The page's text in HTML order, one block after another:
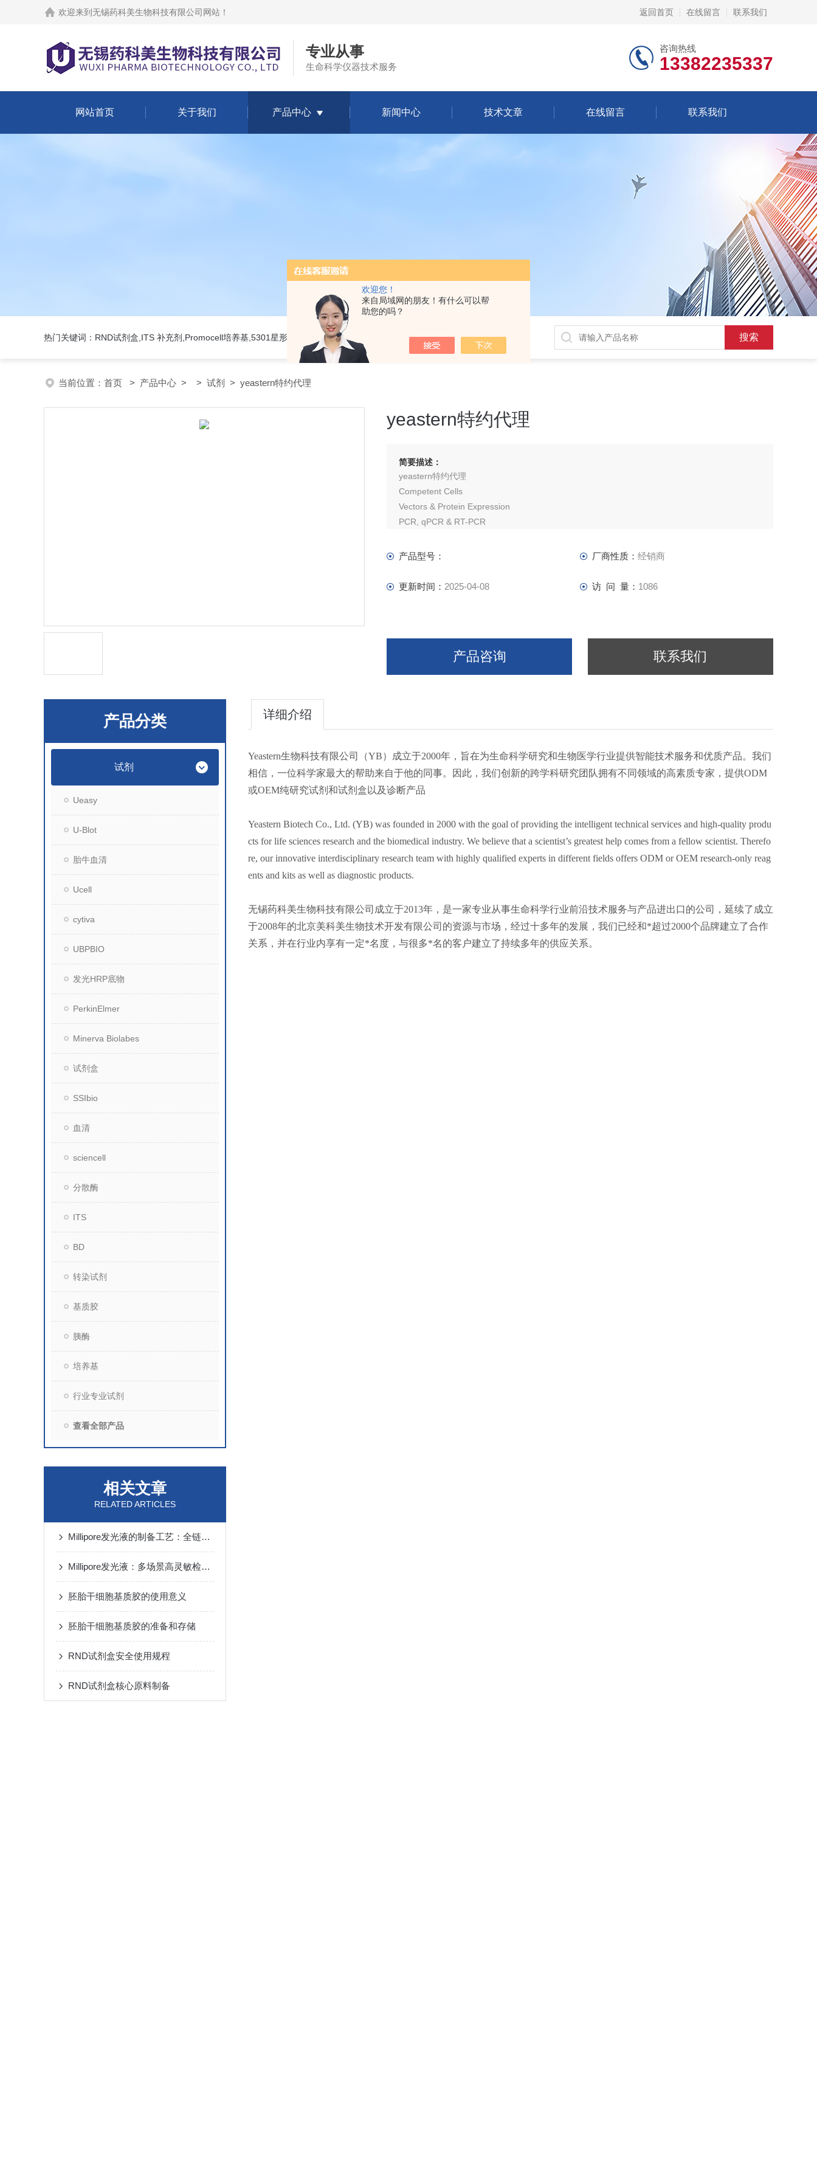
欢迎您！
来自局域网的朋友！有什么可以帮
助您的吗？
欢迎来到 无锡药科美生物科技有限公司网站 ！ 返回首页 在线留言 联系我们
专业从事
生命科学仪器技术服务
咨询热线
13382235337
网站首页 关于我们 产品中心 新闻中心 技术文章 在线留言 联系我们
热门关键词：RND试剂盒,ITS 补充剂,Promocell培养基,5301星形细胞培养基
当前位置： 首页 > 产品中心 > > 试剂 > yeastern特约代理
yeastern特约代理
简要描述：
yeastern特约代理
Competent Cells
Vectors & Protein Expression
PCR, qPCR & RT-PCR
Nucleic Acid Extraction
OEM
产品型号： 厂商性质： 经销商
更新时间： 2025-04-08 访 问 量： 1086
产品咨询 联系我们
产品分类
试剂
Ueasy
U-Blot
胎牛血清
Ucell
cytiva
UBPBIO
发光HRP底物
PerkinElmer
Minerva Biolabes
试剂盒
SSIbio
血清
sciencell
分散酶
ITS
BD
转染试剂
基质胶
胰酶
培养基
行业专业试剂
查看全部产品
相关文章
RELATED ARTICLES
Millipore发光液的制备工艺：全链路质控保障检测性能稳定
Millipore发光液：多场景高灵敏检测的核心试剂支撑
胚胎干细胞基质胶的使用意义
胚胎干细胞基质胶的准备和存储
RND试剂盒安全使用规程
RND试剂盒核心原料制备
详细介绍
Yeastern生物科技有限公司（YB）成立于2000年，旨在为生命科学研究和生物医学行业提供智能技术服务和优质产品。我们
相信，一位科学家最大的帮助来自于他的同事。因此，我们创新的跨学科研究团队拥有不同领域的高素质专家，提供ODM
或OEM纯研究试剂和试剂盒以及诊断产品
Yeastern Biotech Co., Ltd. (YB) was founded in 2000 with the goal of providing the intelligent technical services and high-quality produ
cts for life sciences research and the biomedical industry. We believe that a scientist’s greatest help comes from a fellow scientist. Therefo
re, our innovative interdisciplinary research team with highly qualified experts in different fields offers ODM or OEM research-only reag
ents and kits as well as diagnostic products.
无锡药科美生物科技有限公司成立于2013年，是一家专业从事生命科学行业前沿技术服务与产品进出口的公司，延续了成立
于2008年的北京美科美生物技术开发有限公司的资源与市场，经过十多年的发展，我们已经和*超过2000个品牌建立了合作
关系，并在行业内享有一定*名度，与很多*名的客户建立了持续多年的供应关系。